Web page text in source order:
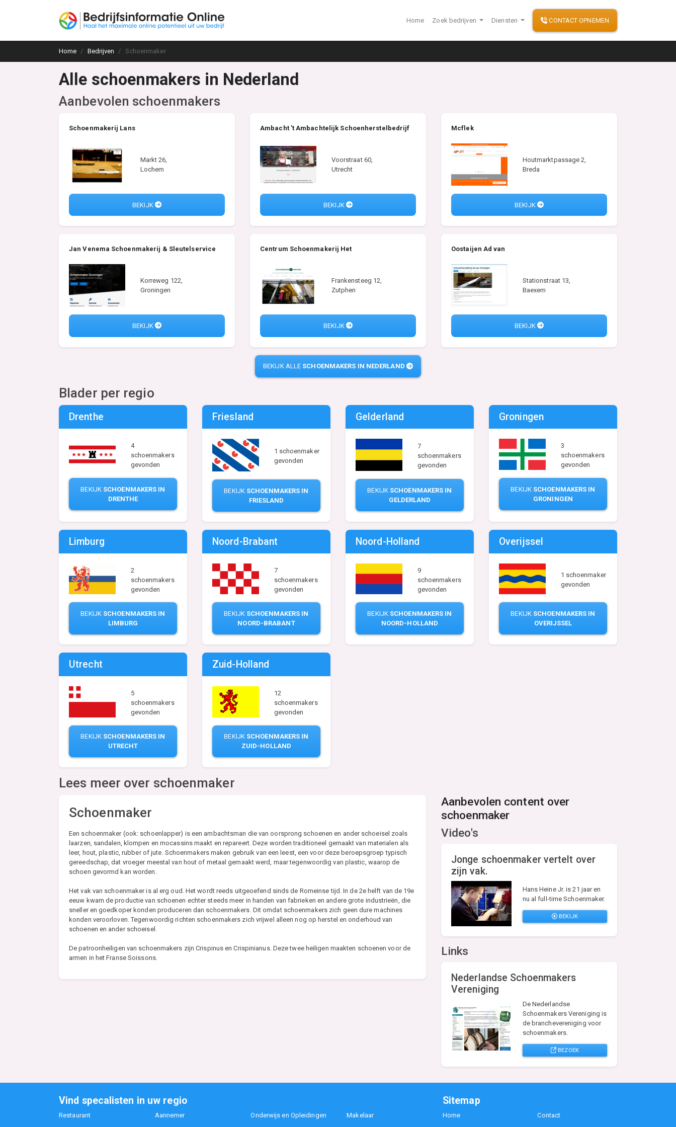
Home Zoek bedrijven Diensten CONTACT OPNEMEN
Home Bedrijven Schoenmaker
Alle schoenmakers in Nederland
Aanbevolen schoenmakers
Schoenmakerij Lans
Markt 26,
Lochem
BEKIJK
Ambacht 't Ambachtelijk Schoenherstelbedrijf
Voorstraat 60,
Utrecht
BEKIJK
Mcflek
Houtmarktpassage 2,
Breda
BEKIJK
Jan Venema Schoenmakerij & Sleutelservice
Korreweg 122,
Groningen
BEKIJK
Centrum Schoenmakerij Het
Frankensteeg 12,
Zutphen
BEKIJK
Oostaijen Ad van
Stationstraat 13,
Baexem
BEKIJK
BEKIJK ALLE SCHOENMAKERS IN NEDERLAND
Blader per regio
Drenthe
4
schoenmakers
gevonden
BEKIJK SCHOENMAKERS IN
DRENTHE
Friesland
1 schoenmaker
gevonden
BEKIJK SCHOENMAKERS IN
FRIESLAND
Gelderland
7
schoenmakers
gevonden
BEKIJK SCHOENMAKERS IN
GELDERLAND
Groningen
3
schoenmakers
gevonden
BEKIJK SCHOENMAKERS IN
GRONINGEN
Limburg
2
schoenmakers
gevonden
BEKIJK SCHOENMAKERS IN
LIMBURG
Noord-Brabant
7
schoenmakers
gevonden
BEKIJK SCHOENMAKERS IN
NOORD-BRABANT
Noord-Holland
9
schoenmakers
gevonden
BEKIJK SCHOENMAKERS IN
NOORD-HOLLAND
Overijssel
1 schoenmaker
gevonden
BEKIJK SCHOENMAKERS IN
OVERIJSSEL
Utrecht
5
schoenmakers
gevonden
BEKIJK SCHOENMAKERS IN
UTRECHT
Zuid-Holland
12
schoenmakers
gevonden
BEKIJK SCHOENMAKERS IN
ZUID-HOLLAND
Lees meer over schoenmaker
Schoenmaker
Een schoenmaker (ook: schoenlapper) is een ambachtsman die van oorsprong schoenen en ander schoeisel zoals
laarzen, sandalen, klompen en mocassins maakt en repareert. Deze worden traditioneel gemaakt van materialen als
leer, hout, plastic, rubber of jute. Schoenmakers maken gebruik van een leest, een voor deze beroepsgroep typisch
gereedschap, dat vroeger meestal van hout of metaal gemaakt werd, maar tegenwoordig van plastic, waarop de
schoen gevormd kan worden.
Het vak van schoenmaker is al erg oud. Het wordt reeds uitgeoefend sinds de Romeinse tijd. In de 2e helft van de 19e
eeuw kwam de productie van schoenen echter steeds meer in handen van fabrieken en andere grote industrieën, die
sneller en goedkoper konden produceren dan schoenmakers. Dit omdat schoenmakers zich geen dure machines
konden veroorloven. Tegenwoordig richten schoenmakers zich vrijwel alleen nog op herstel en onderhoud van
schoenen en ander schoeisel.
De patroonheiligen van schoenmakers zijn Crispinus en Crispinianus. Deze twee heiligen maakten schoenen voor de
armen in het Franse Soissons.
Aanbevolen content over
schoenmaker
Video's
Jonge schoenmaker vertelt over
zijn vak.
Hans Heine Jr. is 21 jaar en
nu al full-time Schoenmaker.
BEKIJK
Links
Nederlandse Schoenmakers
Vereniging
De Nederlandse
Schoenmakers Vereniging is
de branchevereniging voor
schoenmakers.
BEZOEK
Vind specalisten in uw regio
Restaurant Aannemer Onderwijs en Opleidingen Makelaar
Sitemap
Home Contact